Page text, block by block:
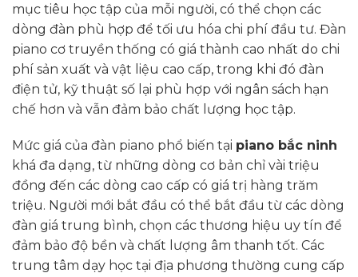
mục tiêu học tập của mỗi người, có thể chọn các
dòng đàn phù hợp để tối ưu hóa chi phí đầu tư. Đàn
piano cơ truyền thống có giá thành cao nhất do chi
phí sản xuất và vật liệu cao cấp, trong khi đó đàn
điện tử, kỹ thuật số lại phù hợp với ngân sách hạn
chế hơn và vẫn đảm bảo chất lượng học tập.
Mức giá của đàn piano phổ biến tại piano bắc ninh
khá đa dạng, từ những dòng cơ bản chỉ vài triệu
đồng đến các dòng cao cấp có giá trị hàng trăm
triệu. Người mới bắt đầu có thể bắt đầu từ các dòng
đàn giá trung bình, chọn các thương hiệu uy tín để
đảm bảo độ bền và chất lượng âm thanh tốt. Các
trung tâm dạy học tại địa phương thường cung cấp